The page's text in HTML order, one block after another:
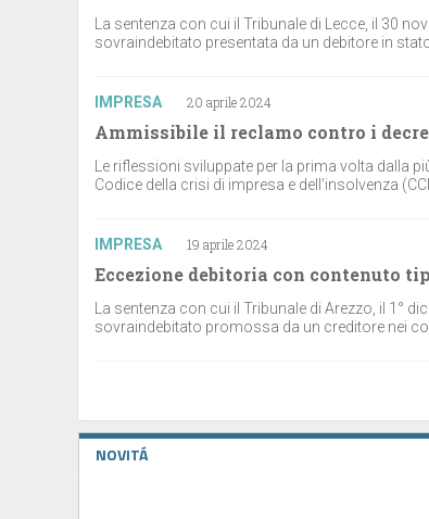
La sentenza con cui il Tribunale di Lecce, il 30
sovraindebitato presentata da un debitore in
IMPRESA 20 aprile 2024
Ammissibile il reclamo contro i
Le riflessioni sviluppate per la prima volta dalla
Codice della crisi di impresa e dell’insolvenza
IMPRESA 19 aprile 2024
Eccezione debitoria con contenuto
La sentenza con cui il Tribunale di Arezzo, il 1°
sovraindebitato promossa da un creditore nei
NOVITÁ